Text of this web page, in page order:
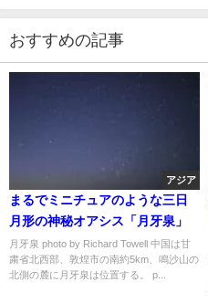
おすすめの記事
アジア
まるでミニチュアのような三日
月形の神秘オアシス「月牙泉」
月牙泉 photo by Richard Towell 中国は甘
粛省北西部、敦煌市の南約5km、鳴沙山の
北側の麓に月牙泉は位置する。 p...